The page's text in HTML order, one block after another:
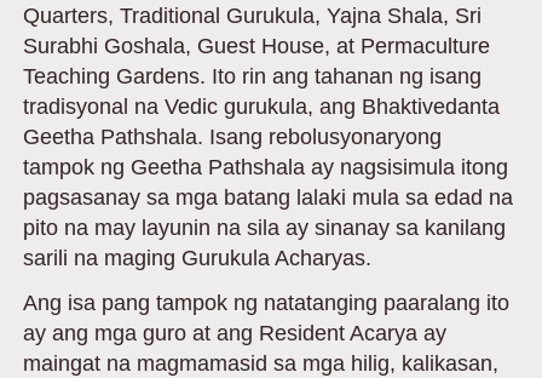
Quarters, Traditional Gurukula, Yajna Shala, Sri
Surabhi Goshala, Guest House, at Permaculture
Teaching Gardens. Ito rin ang tahanan ng isang
tradisyonal na Vedic gurukula, ang Bhaktivedanta
Geetha Pathshala. Isang rebolusyonaryong
tampok ng Geetha Pathshala ay nagsisimula itong
pagsasanay sa mga batang lalaki mula sa edad na
pito na may layunin na sila ay sinanay sa kanilang
sarili na maging Gurukula Acharyas.
Ang isa pang tampok ng natatanging paaralang ito
ay ang mga guro at ang Resident Acarya ay
maingat na magmamasid sa mga hilig, kalikasan,